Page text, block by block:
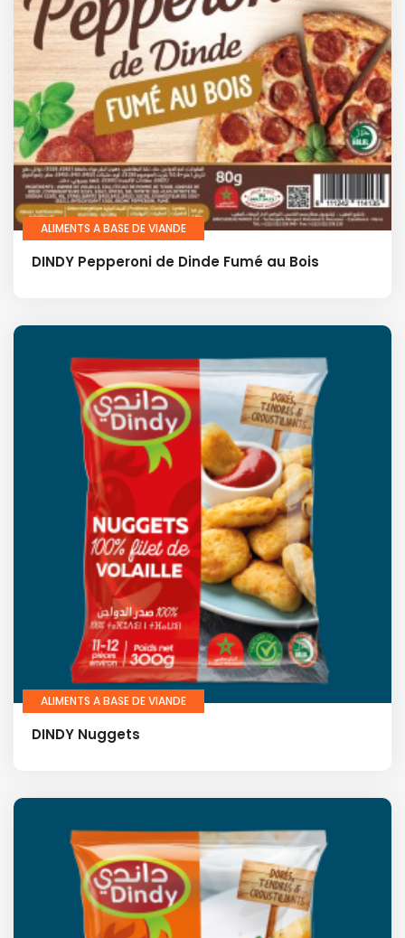
ALIMENTS A BASE DE VIANDE
DINDY Pepperoni de Dinde Fumé au Bois
ALIMENTS A BASE DE VIANDE
DINDY Nuggets